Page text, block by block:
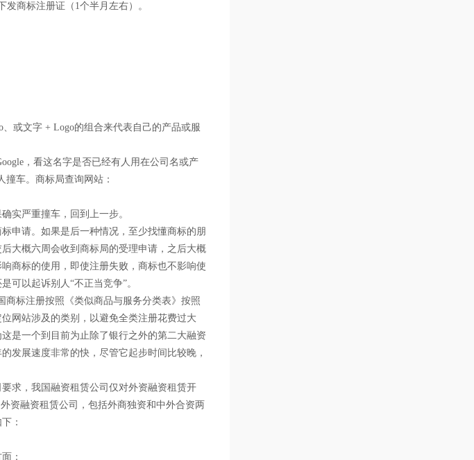
商标注册证（1个半月左右）。
文字 + Logo的组合来代表自己的产品或服
，看这名字是否已经有人用在公司名或产
车。商标局查询网站：
严重撞车，回到上一步。
请。如果是后一种情况，至少找懂商标的朋
大概六周会收到商标局的受理申请，之后大概
商标的使用，即使注册失败，商标也不影响使
可以起诉别人“不正当竞争”。
标注册按照《类似商品与服务分类表》按照
网站涉及的类别，以避免全类注册花费过大
一个到目前为止除了银行之外的第二大融资
发展速度非常的快，尽管它起步时间比较晚，
，我国融资租赁公司仅对外资融资租赁开
资融资租赁公司，包括外商独资和中外合资两
：
：